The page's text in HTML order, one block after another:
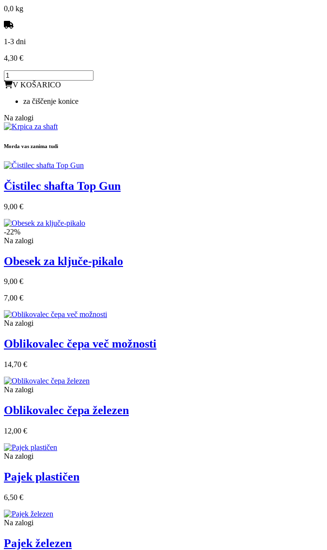
0,0 kg
1-3 dni
4,30 €
V KOŠARICO
za čiščenje konice
Na zalogi
Morda vas zanima tudi
Čistilec shafta Top Gun
9,00 €
-22%
Na zalogi
Obesek za ključe-pikalo
9,00 €
7,00 €
Na zalogi
Oblikovalec čepa več možnosti
14,70 €
Na zalogi
Oblikovalec čepa železen
12,00 €
Na zalogi
Pajek plastičen
6,50 €
Na zalogi
Pajek železen